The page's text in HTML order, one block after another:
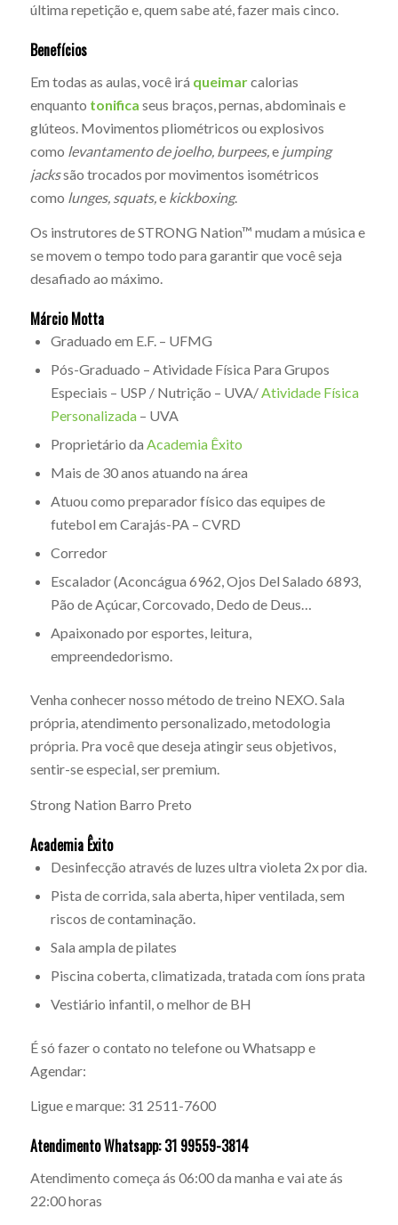
última repetição e, quem sabe até, fazer mais cinco.
Benefícios
Em todas as aulas, você irá queimarcalorias
enquanto tonifica seus braços, pernas, abdominais e
glúteos. Movimentos pliométricos ou explosivos
como levantamento de joelho, burpees, e jumping
jackssão trocados por movimentos isométricos
como lunges, squats, e kickboxing.
Os instrutores de STRONG Nation™ mudam a música e
se movem o tempo todo para garantir que você seja
desafiado ao máximo.
Márcio Motta
Graduado em E.F. – UFMG
Pós-Graduado – Atividade Física Para Grupos
Especiais – USP / Nutrição – UVA/Atividade Física
Personalizada– UVA
Proprietário da Academia Êxito
Mais de 30 anos atuando na área
Atuou como preparador físico das equipes de
futebol em Carajás-PA – CVRD
Corredor
Escalador (Aconcágua 6962, Ojos Del Salado 6893,
Pão de Açúcar, Corcovado, Dedo de Deus…
Apaixonado por esportes, leitura,
empreendedorismo.
Venha conhecer nosso método de treino NEXO. Sala
própria, atendimento personalizado, metodologia
própria. Pra você que deseja atingir seus objetivos,
sentir-se especial, ser premium.
Strong Nation Barro Preto
Academia Êxito
Desinfecção através de luzes ultra violeta 2x por dia.
Pista de corrida, sala aberta, hiper ventilada, sem
riscos de contaminação.
Sala ampla de pilates
Piscina coberta, climatizada, tratada com íons prata
Vestiário infantil, o melhor de BH
É só fazer o contato no telefone ou Whatsapp e
Agendar:
Ligue e marque: 31 2511-7600
Atendimento Whatsapp: 31 99559-3814
Atendimento começa ás 06:00 da manha e vai ate ás
22:00 horas